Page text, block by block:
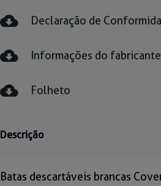
Declaração de
Informações do fabricante
Folheto
Descrição
Batas descartáveis brancas